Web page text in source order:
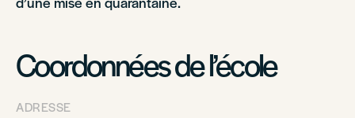
Coordonnées de l’école
ADRESSE